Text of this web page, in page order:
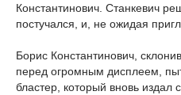
Константинович. Станкевич
постучался, и, не ожидая
Борис Константинович,
перед огромным дисплеем,
бластер, который вновь издал